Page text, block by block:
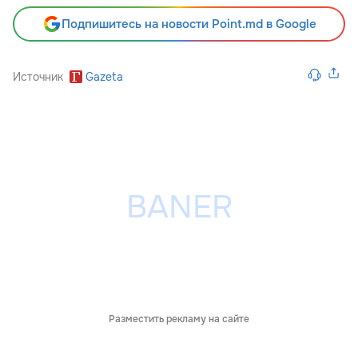
Подпишитесь на новости Point.md в Google
Источник Gazeta
Разместить рекламу на сайте